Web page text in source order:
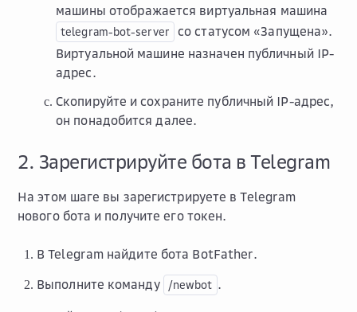
машины отображается виртуальная машина
telegram-bot-server
со статусом «Запущена».
Виртуальной машине назначен публичный IP-
адрес.
Скопируйте и сохраните публичный IP-адрес,
он понадобится далее.
2. Зарегистрируйте бота в Telegram
На этом шаге вы зарегистрируете в Telegram
нового бота и получите его токен.
В Telegram найдите бота BotFather.
Выполните команду
/newbot .